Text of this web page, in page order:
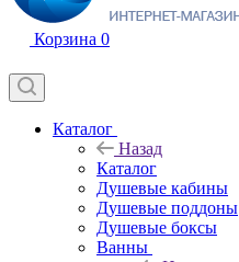
Корзина 0
Каталог
Назад
Каталог
Душевые кабины
Душевые поддоны
Душевые боксы
Ванны